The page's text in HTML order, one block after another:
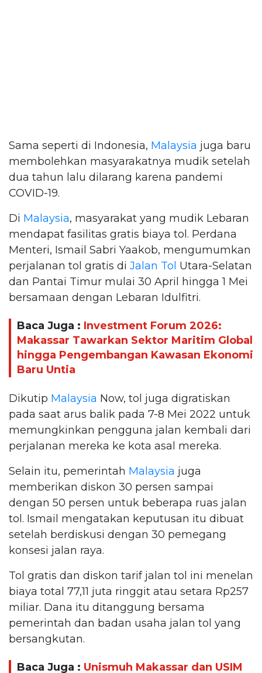
Sama seperti di Indonesia, Malaysia juga baru
membolehkan masyarakatnya mudik setelah
dua tahun lalu dilarang karena pandemi
COVID-19.
Di Malaysia, masyarakat yang mudik Lebaran
mendapat fasilitas gratis biaya tol. Perdana
Menteri, Ismail Sabri Yaakob, mengumumkan
perjalanan tol gratis di Jalan Tol Utara-Selatan
dan Pantai Timur mulai 30 April hingga 1 Mei
bersamaan dengan Lebaran Idulfitri.
Baca Juga : Investment Forum 2026:
Makassar Tawarkan Sektor Maritim Global
hingga Pengembangan Kawasan Ekonomi
Baru Untia
Dikutip Malaysia Now, tol juga digratiskan
pada saat arus balik pada 7-8 Mei 2022 untuk
memungkinkan pengguna jalan kembali dari
perjalanan mereka ke kota asal mereka.
Selain itu, pemerintah Malaysia juga
memberikan diskon 30 persen sampai
dengan 50 persen untuk beberapa ruas jalan
tol. Ismail mengatakan keputusan itu dibuat
setelah berdiskusi dengan 30 pemegang
konsesi jalan raya.
Tol gratis dan diskon tarif jalan tol ini menelan
biaya total 77,11 juta ringgit atau setara Rp257
miliar. Dana itu ditanggung bersama
pemerintah dan badan usaha jalan tol yang
bersangkutan.
Baca Juga : Unismuh Makassar dan USIM